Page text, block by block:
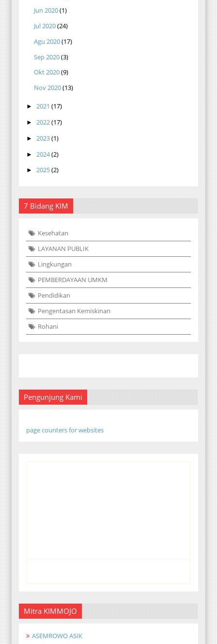
Jun 2020(1)
Jul 2020(24)
Agu 2020(17)
Sep 2020(3)
Okt 2020(9)
Nov 2020(13)
► 2021 (17)
► 2022(17)
► 2023(1)
► 2024(2)
► 2025(2)
7 Bidang KIM
Kesehatan
LAYANAN PUBLIK
Lingkungan
PEMBERDAYAAN UMKM
Pendidikan
Pengentasan Kemiskinan
Rohani
Pengunjung Kami
page counters for websites
Mitra KIMMOJO
ASEMROWO ASIK